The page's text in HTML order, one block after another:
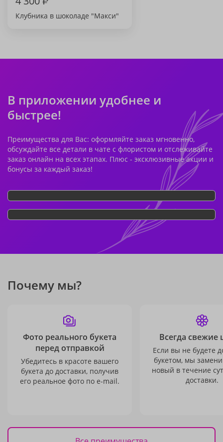
Клубника в шоколаде "Макси"
В приложении удобнее и
быстрее!
Преимущества для Вас: оформляйте заказ мгновенно,
обсуждайте все детали в чате с флористом и отслеживайте
заказ онлайн на всех этапах. Плюс - эксклюзивные акции и
бонусы за каждый заказ!
Почему мы?
Фото реального букета
перед отправкой
Убедитесь в красоте вашего
букета до доставки, получив
его реальное фото по e-mail.
Всегда свежие
Если вы не будете
букетом, мы
новый в течение
доставки.